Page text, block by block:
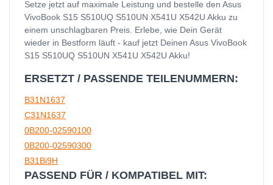
Setze jetzt auf maximale Leistung und bestelle den Asus
VivoBook S15 S510UQ S510UN X541U X542U Akku zu
einem unschlagbaren Preis. Erlebe, wie Dein Gerät
wieder in Bestform läuft - kauf jetzt Deinen Asus VivoBook
S15 S510UQ S510UN X541U X542U Akku!
ERSETZT / PASSENDE TEILENUMMERN:
B31N1637
C31N1637
0B200-02590100
0B200-02590300
B31Bi9H
PASSEND FÜR / KOMPATIBEL MIT: